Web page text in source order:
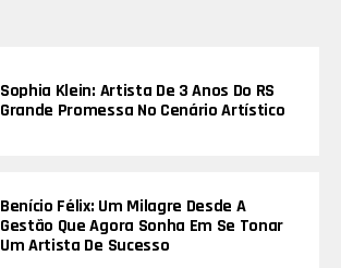
Sophia Klein: Artista De 3 Anos Do RS
Grande Promessa No Cenário Artístico
Benício Félix: Um Milagre Desde A
Gestão Que Agora Sonha Em Se Tonar
Um Artista De Sucesso